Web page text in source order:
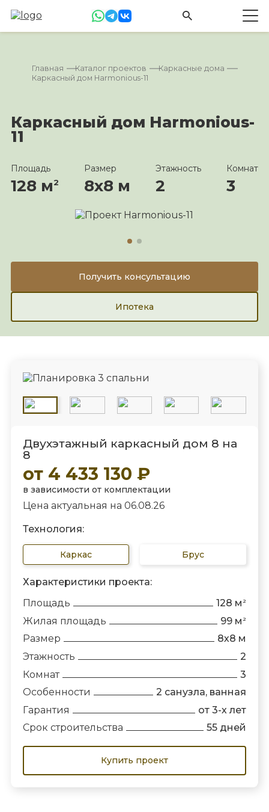
Главная Каталог проектов
Каркасные дома
Каркасный дом Harmonious-11
Каркасный дом Harmonious-
11
Площадь
128 м2
Размер
8х8 м
Этажность
2
Комнат
3
Получить консультацию
Ипотека
Двухэтажный каркасный дом 8 на
8
от 4 433 130 ₽
в зависимости от комплектации
Цена актуальная на 06.08.26
Технология:
Каркас Брус
Характеристики проекта:
Площадь
128 м 2
Жилая площадь 99 м 2
Размер
8х8 м
Этажность
2
Комнат
3
Особенности
2 санузла, ванная
Гарантия
от 3-х лет
Срок строительства
55 дней
Купить проект